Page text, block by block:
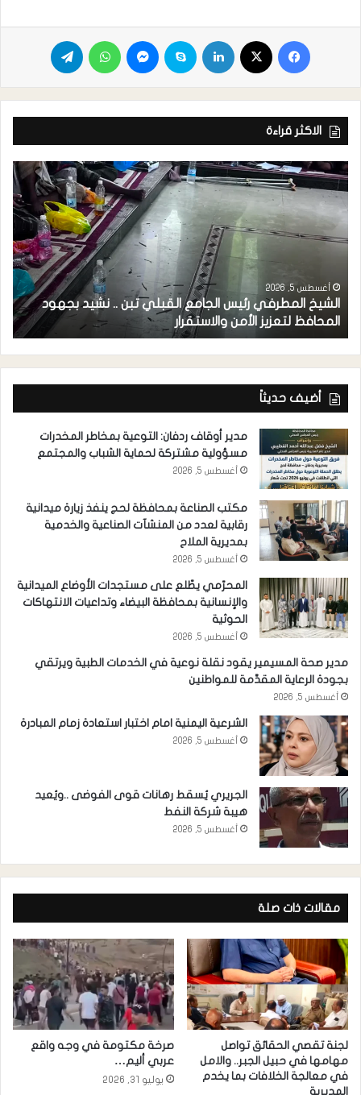
الاكثر قراءة
أغسطس 5, 2026
الشيخ المطرفي رئيس الجامع القبلي تبن .. نشيد بجهود
المحافظ لتعزيز الأمن والاستقرار
أضيف حديثاً
مدير أوقاف ردفان: التوعية بمخاطر المخدرات
مسؤولية مشتركة لحماية الشباب والمجتمع
أغسطس 5, 2026
مكتب الصناعة بمحافظة لحج ينفذ زيارة ميدانية
رقابية لعدد من المنشآت الصناعية والخدمية
بمديرية الملاح
أغسطس 5, 2026
المحرّمي يطّلع على مستجدات الأوضاع الميدانية
والإنسانية بمحافظة البيضاء وتداعيات الانتهاكات
الحوثية
أغسطس 5, 2026
مدير صحة المسيمير يقود نقلة نوعية في الخدمات الطبية ويرتقي
بجودة الرعاية المقدَّمة للمواطنين
أغسطس 5, 2026
الشرعية اليمنية امام اختبار استعادة زمام المبادرة
أغسطس 5, 2026
الجريري يُسقط رهانات قوى الفوضى ..ويُعيد
هيبة شركة النفط
أغسطس 5, 2026
مقالات ذات صلة
لجنة تقصي الحقائق تواصل
مهامها في حبيل الجبر.. والامل
في معالجة الخلافات بما يخدم
المديرية
صرخة مكتومة في وجه واقع
عربي أليم…
يوليو 31, 2026